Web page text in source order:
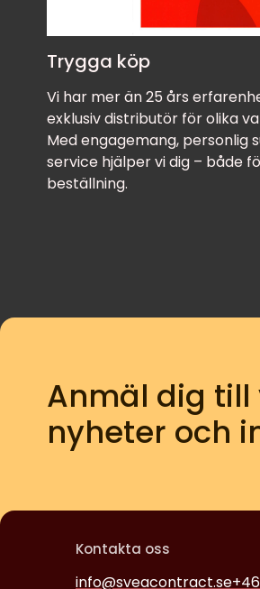
Trygga köp
Vi har mer än 25 års
exklusiv distributör för olika
Med engagemang, personlig
service hjälper vi dig – både
beställning.
Anmäl dig
nyheter och
Kontakta oss
info@sveacontract.se